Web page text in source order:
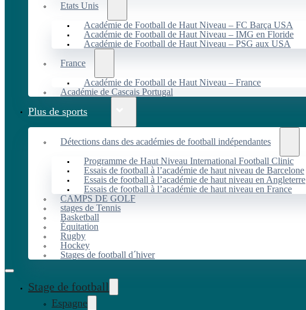
Etats Unis
Académie de Football de Haut Niveau – FC Barça USA
Académie de Football de Haut Niveau – IMG en Floride
Académie de Football de Haut Niveau – PSG aux USA
France
Académie de Football de Haut Niveau – France
Académie de Cascais Portugal
Plus de sports
Détections dans des académies de football indépendantes
Programme de Haut Niveau International Football Clinic
Essais de football à l’académie de haut niveau de Barcelone
Essais de football à l’académie de haut niveau en Angleterre
Essais de football à l’académie de haut niveau en France
CAMPS DE GOLF
stages de Tennis
Basketball
Équitation
Rugby
Hockey
Stages de football d´hiver
Stage de football
Espagne